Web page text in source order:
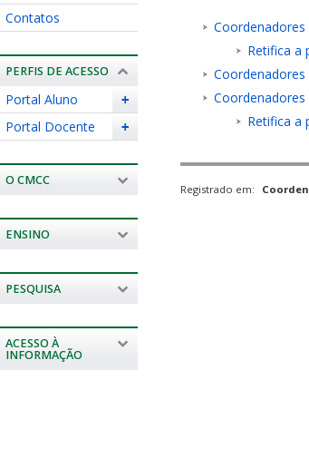
Contatos
PERFIS DE ACESSO
+
Portal Aluno
+
Portal Docente
O CMCC
ENSINO
PESQUISA
ACESSO À
INFORMAÇÃO
Coordenadores
Retifica a
Coordenadores
Coordenadores
Retifica a
Registrado em: